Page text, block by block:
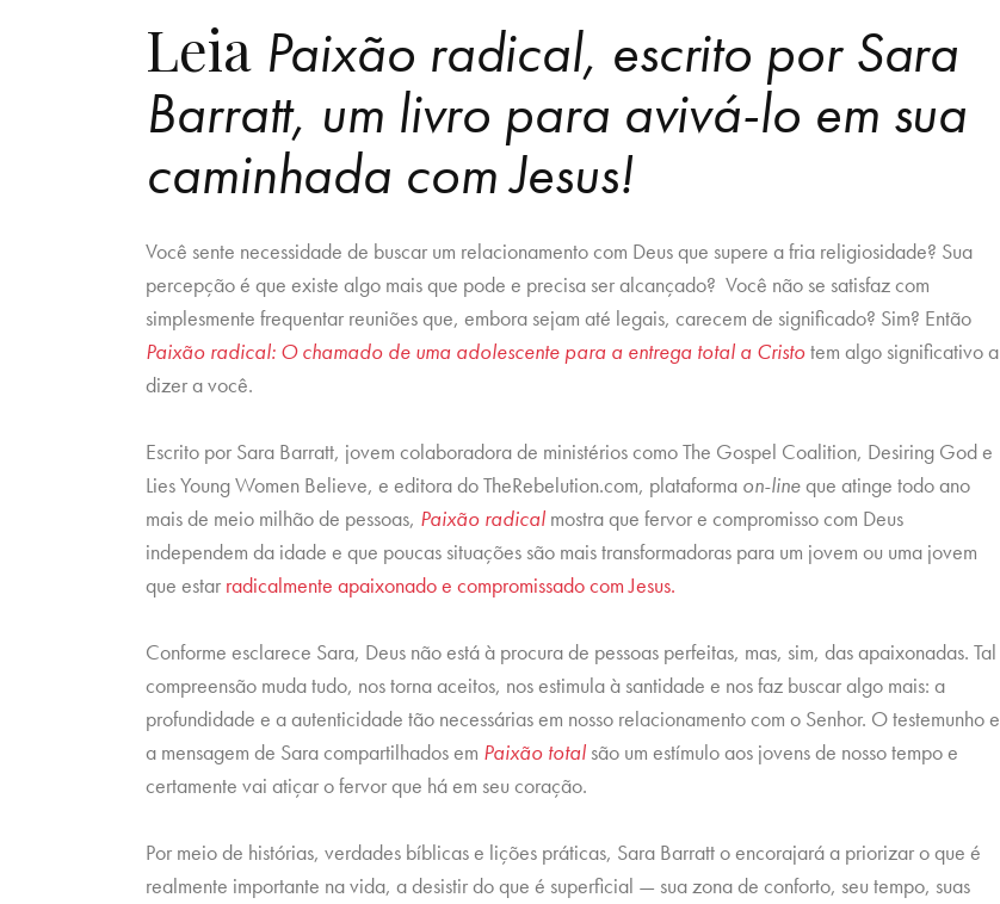
Leia Paixão radical, escrito por Sara
Barratt, um livro para avivá-lo em sua
caminhada com Jesus!
Você sente necessidade de buscar um relacionamento com Deus que supere a fria religiosidade? Sua
percepção é que existe algo mais que pode e precisa ser alcançado? Você não se satisfaz com
simplesmente frequentar reuniões que, embora sejam até legais, carecem de significado? Sim? Então
Paixão radical: O chamado de uma adolescente para a entrega total a Cristotem algo significativo a
dizer a você.
Escrito por Sara Barratt, jovem colaboradora de ministérios como The Gospel Coalition, Desiring God e
Lies Young Women Believe, e editora do TheRebelution.com, plataforma on-lineque atinge todo ano
mais de meio milhão de pessoas, Paixão radical mostra que fervor e compromisso com Deus
independem da idade e que poucas situações são mais transformadoras para um jovem ou uma jovem
que estar radicalmente apaixonado e compromissado com Jesus.
Conforme esclarece Sara, Deus não está à procura de pessoas perfeitas, mas, sim, das apaixonadas. Tal
compreensão muda tudo, nos torna aceitos, nos estimula à santidade e nos faz buscar algo mais: a
profundidade e a autenticidade tão necessárias em nosso relacionamento com o Senhor. O testemunho e
a mensagem de Sara compartilhados em Paixão total são um estímulo aos jovens de nosso tempo e
certamente vai atiçar o fervor que há em seu coração.
Por meio de histórias, verdades bíblicas e lições práticas, Sara Barratt o encorajará a priorizar o que é
realmente importante na vida, a desistir do que é superficial — sua zona de conforto, seu tempo, suas